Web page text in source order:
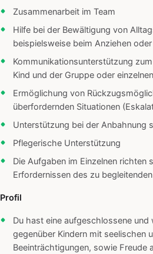
Zusammenarbeit im Team
Hilfe bei der Bewältigung von
beispielsweise beim Anziehen
Kommunikationsunterstützung
Kind und der Gruppe oder
Ermöglichung von
überfordernden Situationen
Unterstützung bei der Anbahnung
Pflegerische Unterstützung
Die Aufgaben im Einzelnen richten
Erfordernissen des zu
Profil
Du hast eine aufgeschlossene
gegenüber Kindern mit seelischen
Beeinträchtigungen, sowie Freude